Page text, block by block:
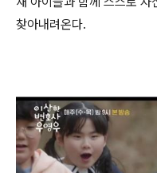
찾아내려온다.